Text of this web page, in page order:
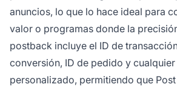
anuncios, lo que lo hace ideal para
valor o programas donde la
postback incluye el ID de
conversión, ID de pedido y
personalizado, permitiendo que